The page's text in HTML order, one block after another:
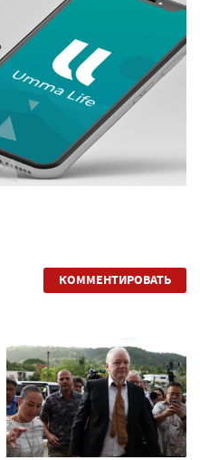
КОММЕНТИРОВАТЬ